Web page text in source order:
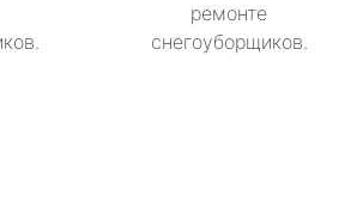
ремонте
снегоуборщиков.